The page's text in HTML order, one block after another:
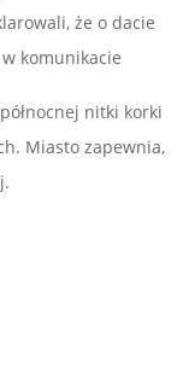
że o dacie
komunikacie
nitki korki
Miasto zapewnia,